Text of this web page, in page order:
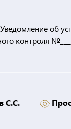
об
контроля
С.С.